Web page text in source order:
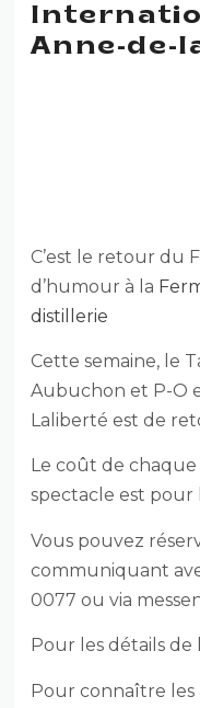
Anne-de-
C’est le retour du
d’humour à la
distillerie
Cette semaine, le
Aubuchon et P-O
Laliberté est de
Le coût de
spectacle est pour
Vous pouvez
communiquant
0077 ou via
Pour les détails de
Pour connaître les